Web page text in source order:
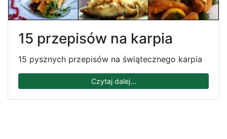
15 przepisów na karpia
15 pysznych przepisów na świątecznego karpia
Czytaj dalej...